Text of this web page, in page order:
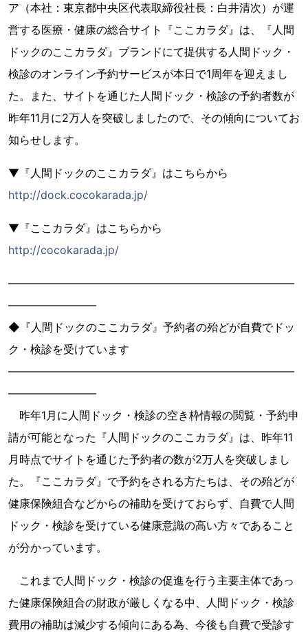
ア（本社：東京都中央区代表取締役社長：白井清次）が運
営する医療・健康の総合サイト『ここカラダ』は、『人間
ドックのここカラダ』ブランドにて提供する人間ドック・
検診のオンライン予約サービスが本日で1周年を迎えまし
た。また、サイトを通じた人間ドック・検診の予約者数が
昨年11月に2万人を突破しましたので、その傾向についてお
知らせします。
▼『人間ドックのここカラダ』はこちらから
http://dock.cocokarada.jp/
▼『ここカラダ』はこちらから
http://cocokarada.jp/
――――――――――――――――――――――――――
――――――――
◆『人間ドックのここカラダ』予約者の殆どが自費でドッ
ク・検診を受けています
――――――――――――――――――――――――――
――――――――
昨年1月に人間ドック・検診の空き枠情報の閲覧・予約申
請が可能となった『人間ドックのここカラダ』は、昨年11
月時点でサイトを通じた予約者の数が2万人を突破しまし
た。『ここカラダ』で予約をされる方たちは、その殆どが
健康保険組合などからの補助を受けておらず、自費で人間
ドック・検診を受けている健康意識の高い方々であること
が分かっています。
これまで人間ドック・検診の促進を行う主要主体であっ
た健康保険組合の財政が厳しくなる中、人間ドック・検診
費用の補助は減少する傾向にある為、今後も自費で受診す